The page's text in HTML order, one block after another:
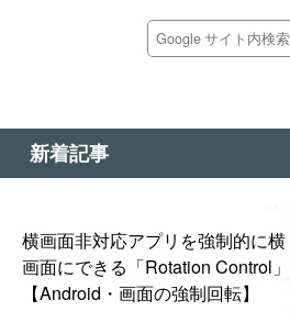
新着記事
横画面非対応アプリを強制的に横
画面にできる「Rotation Control」
【Android・画面の強制回転】